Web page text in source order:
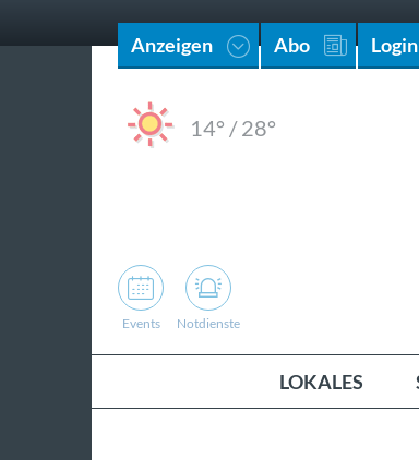
Anzeigen Abo Login
14° /28°
Events Notdienste
LOKALES